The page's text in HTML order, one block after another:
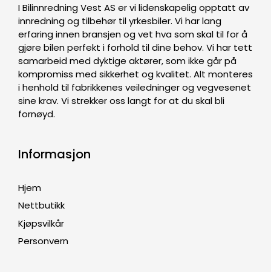
I Bilinnredning Vest AS er vi lidenskapelig opptatt av
innredning og tilbehør til yrkesbiler. Vi har lang
erfaring innen bransjen og vet hva som skal til for å
gjøre bilen perfekt i forhold til dine behov. Vi har tett
samarbeid med dyktige aktører, som ikke går på
kompromiss med sikkerhet og kvalitet. Alt monteres
i henhold til fabrikkenes veiledninger og vegvesenet
sine krav. Vi strekker oss langt for at du skal bli
fornøyd.
Informasjon
Hjem
Nettbutikk
Kjøpsvilkår
Personvern